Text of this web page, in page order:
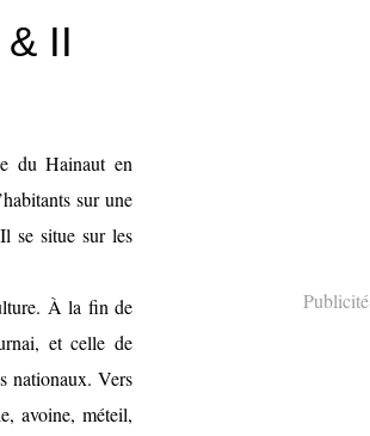
II
du Hainaut en
sur une
se situe sur les
À la fin de
et celle de
nationaux. Vers
avoine, méteil,
Publicité